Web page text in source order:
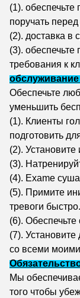
(1).
поручать
(2). доставка в
(3). обеспечьте
требования к
Обеспечьте
уменьшить
(1). Клиенты
подготовить
(2).
(3).
(4). Exame
(5). Примите
тревоги быстро.
(6).
(7).
со всеми
Мы
того чтобы